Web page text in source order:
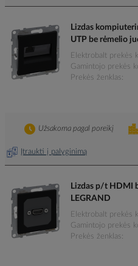
Lizdas
UTP be rėmelio
Elektrobalt prekės
Gamintojo prekės
Prekės ženklas
Įtraukti į palyginimą
Užsakoma pagal poreikį
Lizdas p/t HDMI
LEGRAND
Elektrobalt prekės
Gamintojo prekės
Prekės ženklas